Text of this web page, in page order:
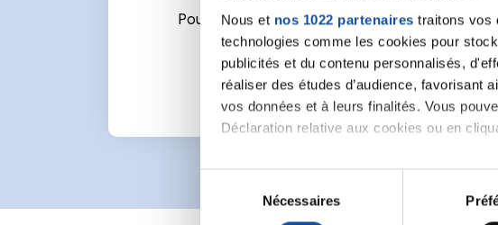
Nous et nos 1022 partenaires traitons vos
technologies comme les cookies pour
publicités et du contenu personnalisés,
réaliser des études d’audience, favorisant
vos données et à leurs finalités. Vous
Déclaration relative aux cookies ou en
Si vous le permettez, nous aimerions
Collecter des informations sur
Nécessaires
Pour écrire un commentaire ou lancer une
Se